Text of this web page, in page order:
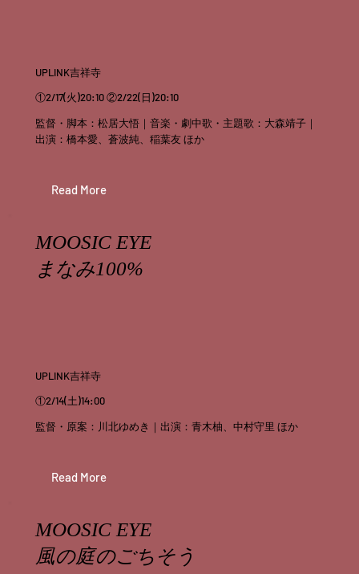
UPLINK吉祥寺
①2/17(火)20:10 ②2/22(日)20:10
監督・脚本：松居大悟｜音楽・劇中歌・主題歌：大森靖子｜
出演：橋本愛、蒼波純、稲葉友 ほか
Read More
MOOSIC EYE
まなみ100%
UPLINK吉祥寺
①2/14(土)14:00
監督・原案：川北ゆめき｜出演：青木柚、中村守里 ほか
Read More
MOOSIC EYE
風の庭のごちそう